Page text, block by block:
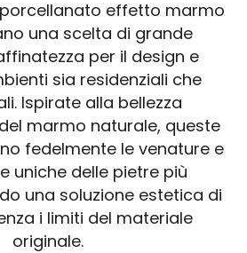
effetto marmo
una scelta di grande
per il design e
sia residenziali che
Ispirate alla bellezza
marmo naturale, queste
fedelmente le venature e
uniche delle pietre più
una soluzione estetica di
i limiti del materiale
originale.